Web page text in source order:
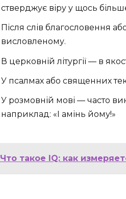
стверджує віру у щось
Після слів благословення
висловленому.
В церковній літургії — в
У псалмах або священних
У розмовній мові — часто
наприклад: «І амінь йому!»
Что такое IQ: как